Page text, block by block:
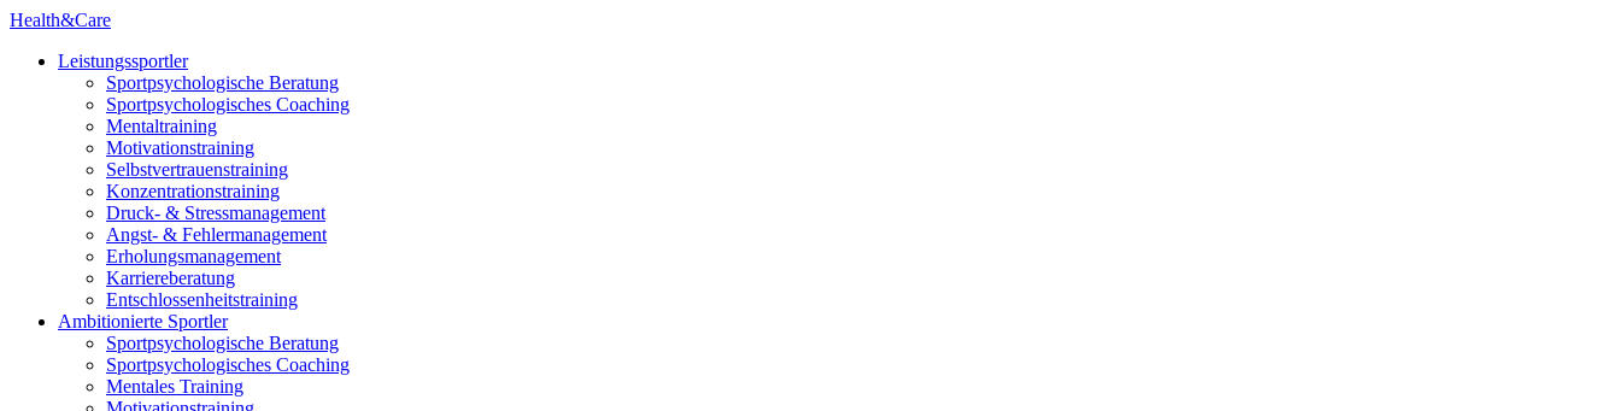
Health&Care
Leistungssportler
Sportpsychologische Beratung
Sportpsychologisches Coaching
Mentaltraining
Motivationstraining
Selbstvertrauenstraining
Konzentrationstraining
Druck- & Stressmanagement
Angst- & Fehlermanagement
Erholungsmanagement
Karriereberatung
Entschlossenheitstraining
Ambitionierte Sportler
Sportpsychologische Beratung
Sportpsychologisches Coaching
Mentales Training